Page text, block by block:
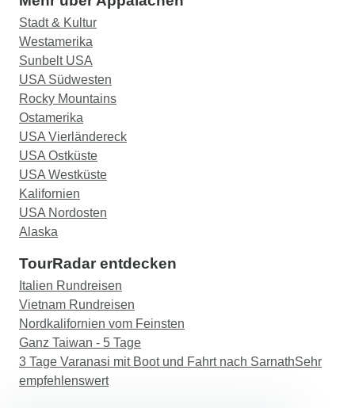
Stadt & Kultur
Westamerika
Sunbelt USA
USA Südwesten
Rocky Mountains
Ostamerika
USA Vierländereck
USA Ostküste
USA Westküste
Kalifornien
USA Nordosten
Alaska
TourRadar entdecken
Italien Rundreisen
Vietnam Rundreisen
Nordkalifornien vom Feinsten
Ganz Taiwan - 5 Tage
3 Tage Varanasi mit Boot und Fahrt nach SarnathSehr
empfehlenswert